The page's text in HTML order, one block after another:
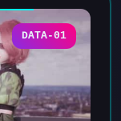
DATA-01